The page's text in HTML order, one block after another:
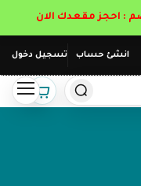
انشئ حساب تسجيل دخول